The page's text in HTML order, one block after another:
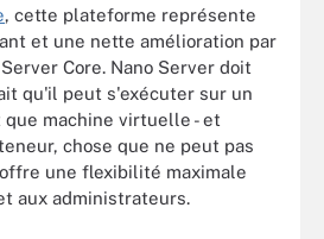
, cette plateforme représente
et une nette amélioration par
Core. Nano Server doit
qu'il peut s'exécuter sur un
machine virtuelle - et
chose que ne peut pas
une flexibilité maximale
aux administrateurs.